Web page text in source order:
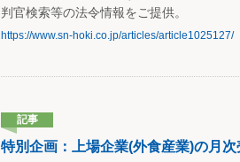
判官検索等の法令情報をご提供。
https://www.sn-hoki.co.jp/articles/article1025127/
記事
特別企画：上場企業(外食産業)の月